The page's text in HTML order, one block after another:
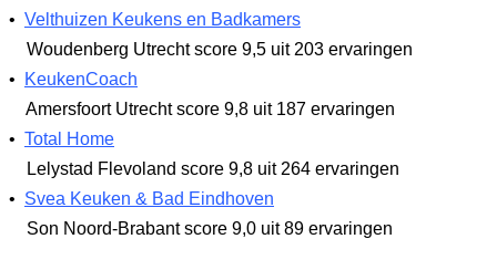
• Velthuizen Keukens en Badkamers
Woudenberg Utrechtscore 9,5 uit 203 ervaringen
•
KeukenCoach
Amersfoort Utrechtscore 9,8 uit 187 ervaringen
• Total Home
Lelystad Flevoland score 9,8 uit 264 ervaringen
• Svea Keuken & Bad Eindhoven
Son Noord-Brabantscore 9,0 uit 89 ervaringen